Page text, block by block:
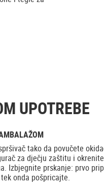
UPOTREBE
tako da povučete
za dječju zaštitu i
Izbjegnite prskanje: prvo
onda pošpricajte.